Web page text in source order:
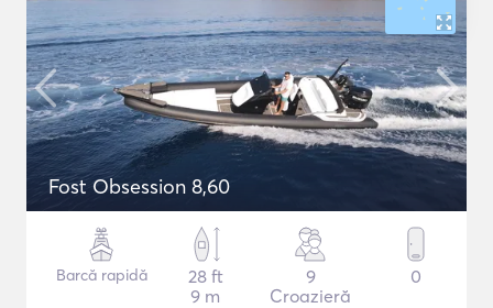
Fost Obsession 8,60
Barcă rapidă
28 ft
9 m
9
Croazieră
0